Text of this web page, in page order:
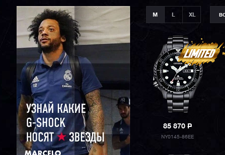
CASIO G-SHOCK
CASIO BABY-G
CASIO PRO TREK
CASIO EDIFICE
SEIKO
ORIENT
M XL
85 870P
NY0145-86EE